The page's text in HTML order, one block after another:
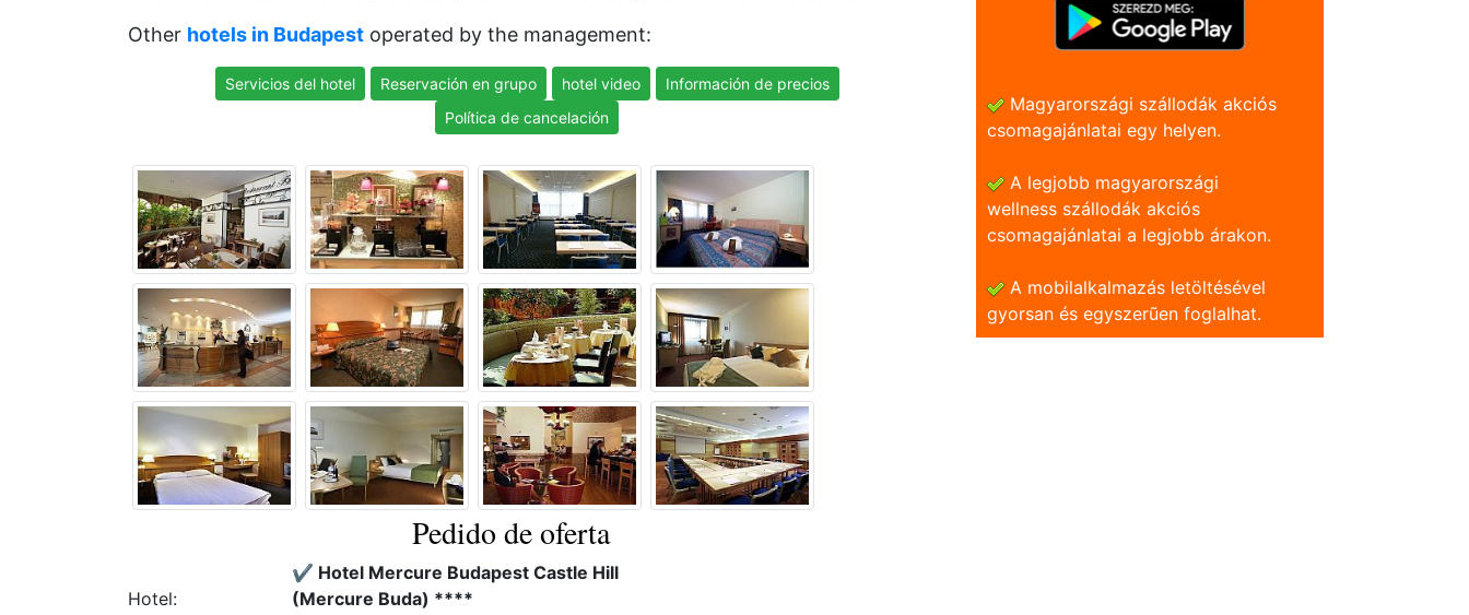
Other hotels in Budapest operated by the management:
Servicios del hotel Reservación en grupo hotel video
Información de precios
Política de cancelación
Pedido de oferta
Hotel:
✔️ Hotel Mercure Budapest Castle Hill
(Mercure Buda) ****
Magyarországi szállodák akciós
csomagajánlatai egy helyen.
A legjobb magyarországi
wellness szállodák akciós
csomagajánlatai a legjobb árakon.
A mobilalkalmazás letöltésével
gyorsan és egyszerũen foglalhat.